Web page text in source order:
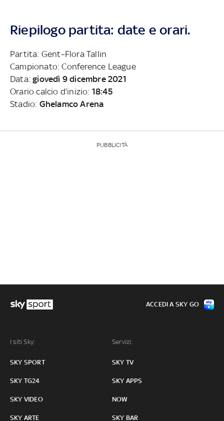
Riepilogo partita: date e orari.
Partita: Gent–Flora Tallin
Campionato: Conference League
Data:giovedì 9 dicembre 2021
Orario calcio d’inizio: 18:45
Stadio: Ghelamco Arena
PUBBLICITÀ
I siti Sky:
SKY SPORT
SKY TG24
SKY VIDEO
SKY ARTE
Servizi:
SKY TV
SKY APPS
NOW
SKY BAR
ACCEDI A SKY GO